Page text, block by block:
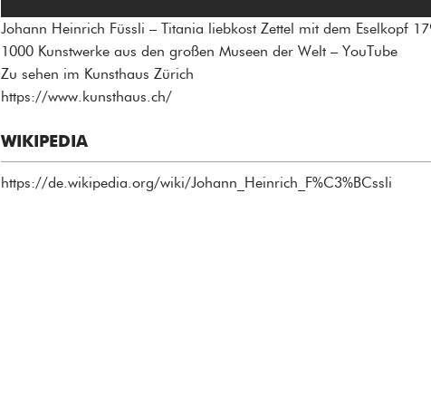
Johann Heinrich Füssli – Titania liebkost Zettel mit dem Eselkopf
1000 Kunstwerke aus den großen Museen der Welt – YouTube
Zu sehen im Kunsthaus Zürich
https://www.kunsthaus.ch/
WIKIPEDIA
https://de.wikipedia.org/wiki/Johann_Heinrich_F%C3%BCssli